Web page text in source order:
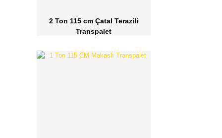
2 Ton 115 cm Çatal Terazili
Transpalet